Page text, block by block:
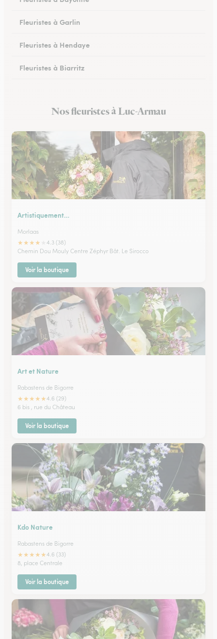
Fleuristes à Garlin
Fleuristes à Hendaye
Fleuristes à Biarritz
Fleuristes à Ustaritz
Nos fleuristes à Luc-Armau
Artistiquement…
Morlaas
★★★★
4.3 (38)
Chemin Dou Mouly Centre Zéphyr Bât. Le Sirocco
Voir la boutique
Art et Nature
Rabastens de Bigorre
★★★★★4.6 (29)
6 bis , rue du Château
Voir la boutique
Kdo Nature
Rabastens de Bigorre
★★★★★4.6 (33)
8, place Centrale
Voir la boutique